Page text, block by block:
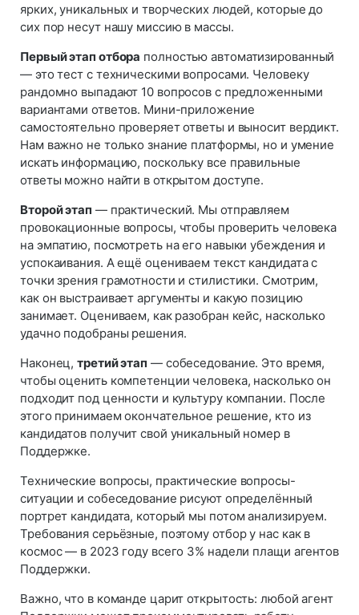
ярких, уникальных и творческих людей, которые до
сих пор несут нашу миссию в массы.
Первый этап отбора полностью автоматизированный
— это тест с техническими вопросами. Человеку
рандомно выпадают 10 вопросов с предложенными
вариантами ответов. Мини-приложение
самостоятельно проверяет ответы и выносит вердикт.
Нам важно не только знание платформы, но и умение
искать информацию, поскольку все правильные
ответы можно найти в открытом доступе.
Второй этап — практический. Мы отправляем
провокационные вопросы, чтобы проверить человека
на эмпатию, посмотреть на его навыки убеждения и
успокаивания. А ещё оцениваем текст кандидата с
точки зрения грамотности и стилистики. Смотрим,
как он выстраивает аргументы и какую позицию
занимает. Оцениваем, как разобран кейс, насколько
удачно подобраны решения.
Наконец,третий этап — собеседование. Это время,
чтобы оценить компетенции человека, насколько он
подходит под ценности и культуру компании. После
этого принимаем окончательное решение, кто из
кандидатов получит свой уникальный номер в
Поддержке.
Технические вопросы, практические вопросы-
ситуации и собеседование рисуют определённый
портрет кандидата, который мы потом анализируем.
Требования серьёзные, поэтому отбор у нас как в
космос — в 2023 году всего 3% надели плащи агентов
Поддержки.
Важно, что в команде царит открытость: любой агент